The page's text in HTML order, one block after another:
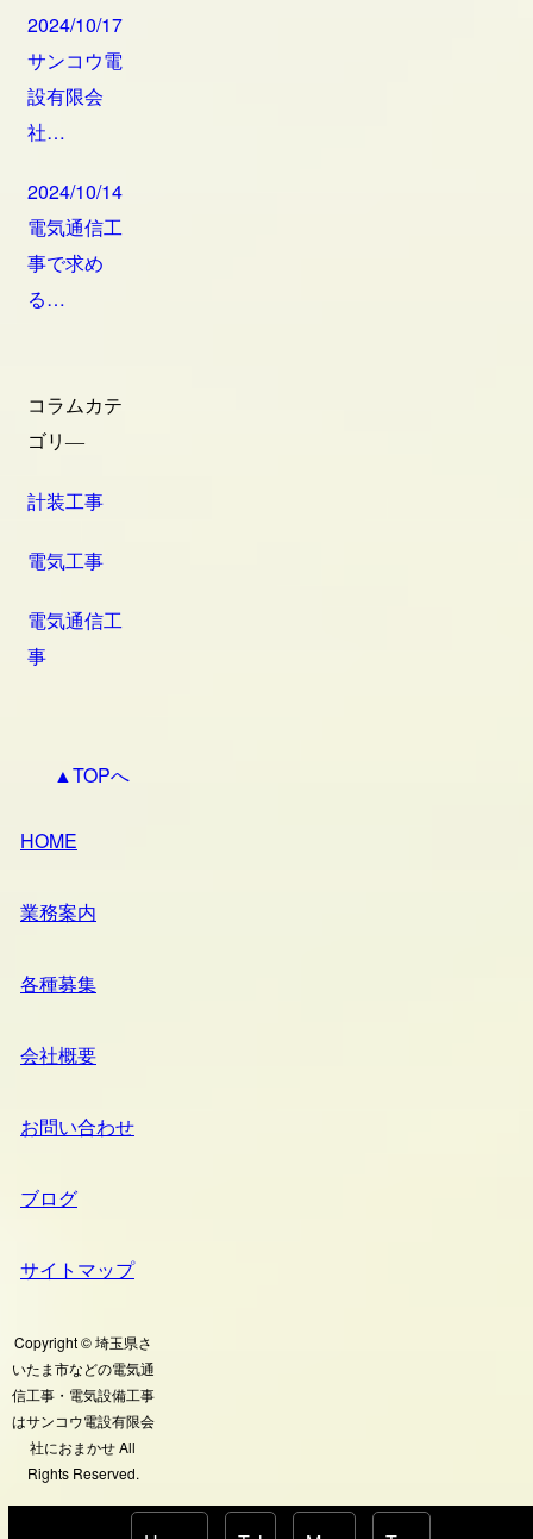
2024/10/17
サンコウ電
設有限会
社…
2024/10/14
電気通信工
事で求め
る…
コラムカテ
ゴリ―
計装工事
電気工事
電気通信工
事
▲TOPへ
HOME
業務案内
各種募集
会社概要
お問い合わせ
ブログ
サイトマップ
Copyright © 埼玉県さ
いたま市などの電気通
信工事・電気設備工事
はサンコウ電設有限会
社におまかせ All
Rights Reserved.